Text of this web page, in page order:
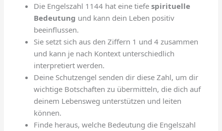
Die Engelszahl 1144 hat eine tiefespirituelle
Bedeutung und kann dein Leben positiv
beeinflussen.
Sie setzt sich aus den Ziffern 1 und 4 zusammen
und kann je nach Kontext unterschiedlich
interpretiert werden.
Deine Schutzengel senden dir diese Zahl, um dir
wichtige Botschaften zu übermitteln, die dich auf
deinem Lebensweg unterstützen und leiten
können.
Finde heraus, welche Bedeutung die Engelszahl